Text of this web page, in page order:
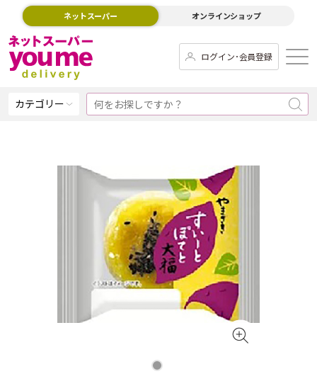
ネットスーパー オンラインショップ
ログイン･会員登録
カテゴリー